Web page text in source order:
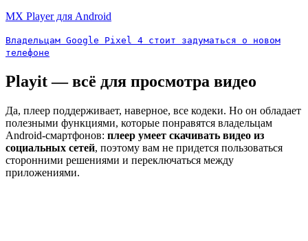
MX Player для Android
Владельцам Google Pixel 4 стоит задуматься о новом
телефоне
Playit — всё для просмотра видео
Да, плеер поддерживает, наверное, все кодеки. Но он обладает
полезными функциями, которые понравятся владельцам
Android-смартфонов: плеер умеет скачивать видео из
социальных сетей, поэтому вам не придется пользоваться
сторонними решениями и переключаться между
приложениями.